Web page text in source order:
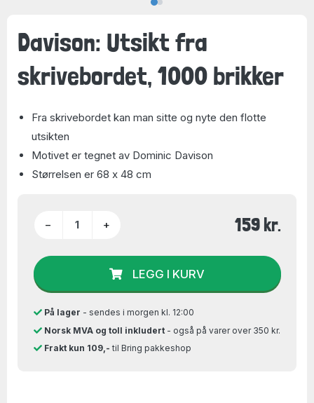
Davison: Utsikt fra
skrivebordet, 1000 brikker
Fra skrivebordet kan man sitte og nyte den flotte
utsikten
Motivet er tegnet av Dominic Davison
Størrelsen er 68 x 48 cm
− + 159 kr.
LEGG I KURV
På lager - sendes i morgen kl. 12:00
Norsk MVA og toll inkludert- også på varer over 350 kr.
Frakt kun 109,- til Bring pakkeshop